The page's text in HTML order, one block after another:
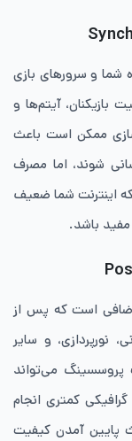
شما و سرورهای بازی
بازیکنان، آیتم‌ها و
ممکن است باعث
شوند، اما مصرف
اینترنت شما ضعیف
باشد.
است که پس از
نورپردازی، و سایر
می‌تواند
کمتری انجام
پایین آمدن کیفیت